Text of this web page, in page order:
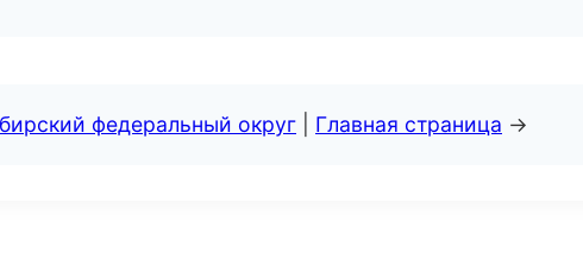
федеральный округ Главная страница →